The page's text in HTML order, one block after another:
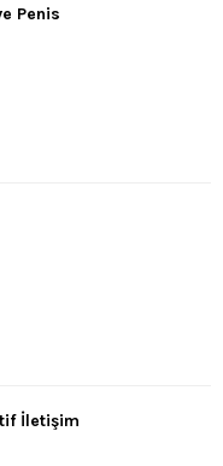
Penis
İletişim